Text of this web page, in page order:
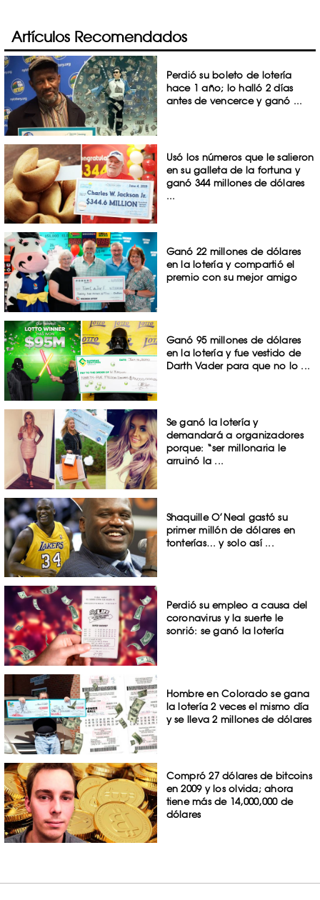
Artículos Recomendados
Perdió su boleto de lotería
hace 1 año; lo halló 2 días
antes de vencerce y ganó ...
Usó los números que le salieron
en su galleta de la fortuna y
ganó 344 millones de dólares
...
Ganó 22 millones de dólares
en la lotería y compartió el
premio con su mejor amigo
Ganó 95 millones de dólares
en la lotería y fue vestido de
Darth Vader para que no lo ...
Se ganó la lotería y
demandará a organizadores
porque: “ser millonaria le
arruinó la ...
Shaquille O’Neal gastó su
primer millón de dólares en
tonterías… y solo así ...
Perdió su empleo a causa del
coronavirus y la suerte le
sonrió: se ganó la lotería
Hombre en Colorado se gana
la lotería 2 veces el mismo día
y se lleva 2 millones de dólares
Compró 27 dólares de bitcoins
en 2009 y los olvida; ahora
tiene más de 14,000,000 de
dólares